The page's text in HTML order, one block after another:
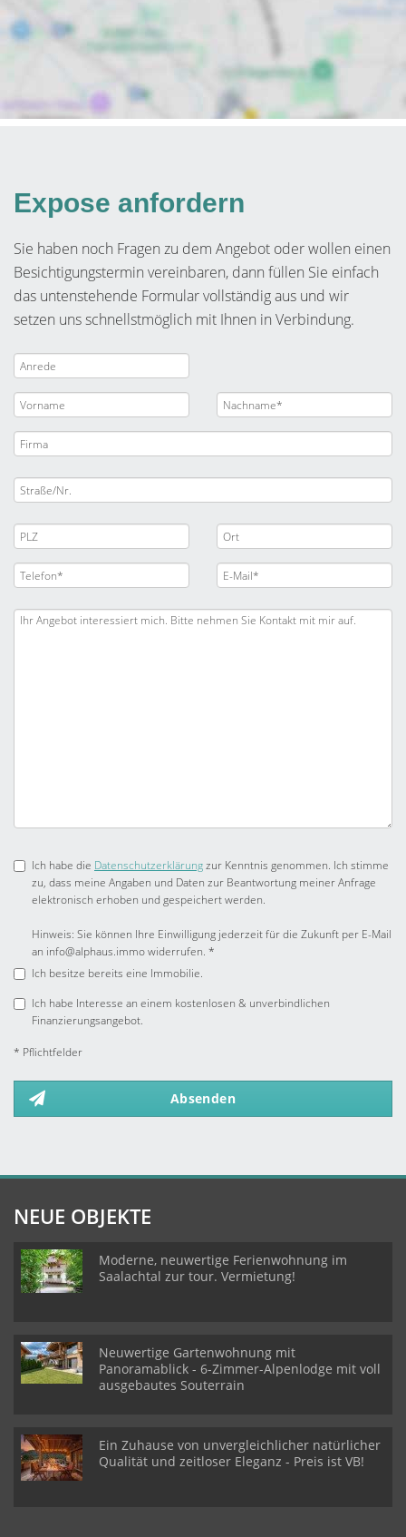
Expose anfordern
Sie haben noch Fragen zu dem Angebot oder wollen einen
Besichtigungstermin vereinbaren, dann füllen Sie einfach
das untenstehende Formular vollständig aus und wir
setzen uns schnellstmöglich mit Ihnen in Verbindung.
Ich habe die Datenschutzerklärungzur Kenntnis genommen. Ich stimme
zu, dass meine Angaben und Daten zur Beantwortung meiner Anfrage
elektronisch erhoben und gespeichert werden.
Hinweis: Sie können Ihre Einwilligung jederzeit für die Zukunft per E-Mail
an info@alphaus.immo widerrufen. *
Ich besitze bereits eine Immobilie.
Ich habe Interesse an einem kostenlosen & unverbindlichen
Finanzierungsangebot.
* Pflichtfelder
Absenden
NEUE OBJEKTE
Moderne, neuwertige Ferienwohnung im
Saalachtal zur tour. Vermietung!
Neuwertige Gartenwohnung mit
Panoramablick - 6-Zimmer-Alpenlodge mit voll
ausgebautes Souterrain
Ein Zuhause von unvergleichlicher natürlicher
Qualität und zeitloser Eleganz - Preis ist VB!